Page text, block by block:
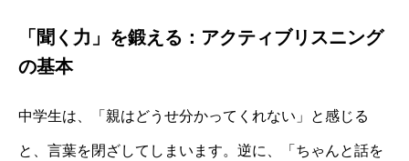
「聞く力」を鍛える：アクティブリスニング
の基本
中学生は、「親はどうせ分かってくれない」と感じる
と、言葉を閉ざしてしまいます。逆に、「ちゃんと話を